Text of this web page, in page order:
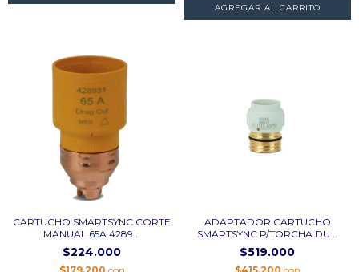
CARTUCHO SMARTSYNC CORTE
MANUAL 65A 4289...
$224.000
ADAPTADOR CARTUCHO
SMARTSYNC P/TORCHA DU...
$519.000